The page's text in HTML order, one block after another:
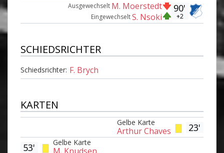
90'
+2
Ausgewechselt M. Moerstedt
EingewechseltS. Nsoki
SCHIEDSRICHTER
Schiedsrichter: F. Brych
KARTEN
23'
Gelbe Karte
Arthur Chaves
Gelbe Karte
M. Knudsen
53'